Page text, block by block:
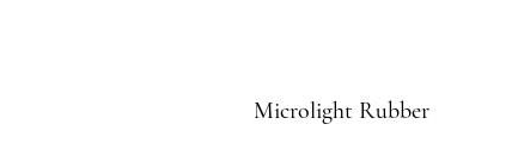
Microlight Rubber